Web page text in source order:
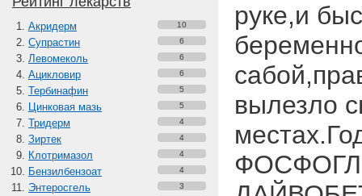
Акридерм 10
Супрастин 6
Левомеколь 6
Ацикловир 6
Тербинафин 5
Цинковая мазь 5
Тридерм 4
Зиртек 4
Клотримазол 4
Бензилбензоат 4
Энтеросгель 3
руке,и
вылезло